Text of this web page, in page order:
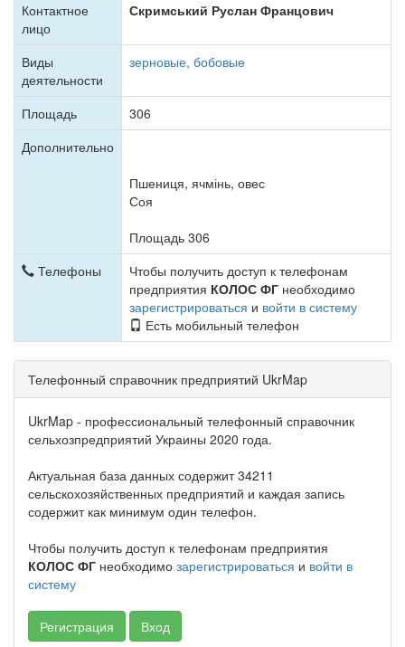
Контактное
лицо
Скримський Руслан Францович
Виды
деятельности
зерновые, бобовые
Площадь
306
Дополнительно
Пшениця, ячмінь, овес
Соя
Площадь 306
Телефоны
Чтобы получить доступ к телефонам
предприятия КОЛОС ФГ необходимо
зарегистрироваться и войти в систему
Есть мобильный телефон
Телефонный справочник предприятий UkrMap
UkrMap - профессиональный телефонный справочник
сельхозпредприятий Украины 2020 года.
Актуальная база данных содержит 34211
сельскохозяйственных предприятий и каждая запись
содержит как минимум один телефон.
Чтобы получить доступ к телефонам предприятия
КОЛОС ФГ необходимо зарегистрироваться и войти в
систему
Регистрация Вход